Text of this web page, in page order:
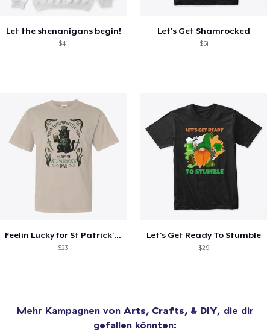
Let the shenanigans begin!
$41
Let's Get Shamrocked
$51
Feelin Lucky for St Patrick's Day
$23
Let's Get Ready To Stumble
$29
Mehr Kampagnen von Arts, Crafts, & DIY, die dir
gefallen könnten: